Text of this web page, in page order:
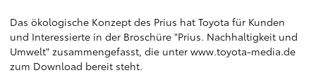
Das ökologische Konzept des Prius hat Toyota für Kunden
und Interessierte in der Broschüre "Prius. Nachhaltigkeit und
Umwelt" zusammengefasst, die unter www.toyota-media.de
zum Download bereit steht.